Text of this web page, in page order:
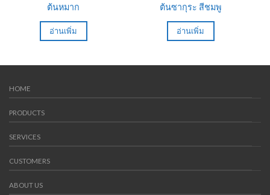
ต้นหมาก
อ่านเพิ่ม
ต้นซากุระ สีชมพู
อ่านเพิ่ม
HOME
PRODUCTS
SERVICES
CUSTOMERS
ABOUT US